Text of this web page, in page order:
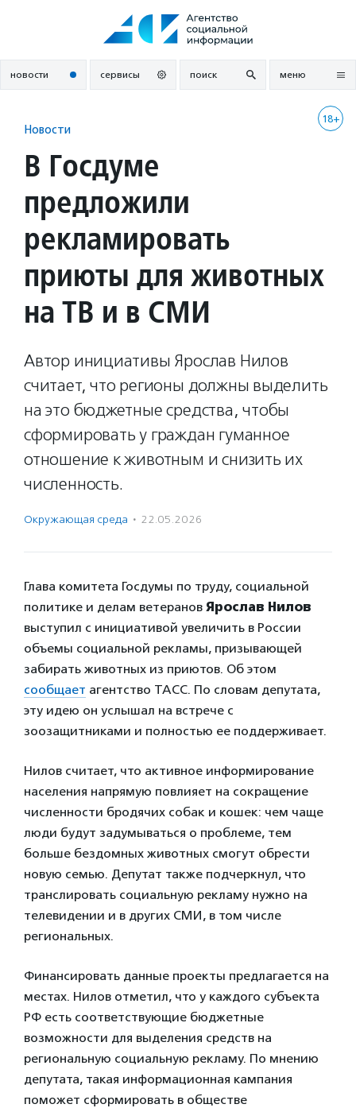
новости сервисы поиск меню
18+
Новости
В Госдуме
предложили
рекламировать
приюты для животных
на ТВ и в СМИ
Автор инициативы Ярослав Нилов
считает, что регионы должны выделить
на это бюджетные средства, чтобы
сформировать у граждан гуманное
отношение к животным и снизить их
численность.
Окружающая среда · 22.05.2026
Глава комитета Госдумы по труду, социальной
политике и делам ветеранов Ярослав Нилов
выступил с инициативой увеличить в России
объемы социальной рекламы, призывающей
забирать животных из приютов. Об этом
сообщает агентство ТАСС. По словам депутата,
эту идею он услышал на встрече с
зоозащитниками и полностью ее поддерживает.
Нилов считает, что активное информирование
населения напрямую повлияет на сокращение
численности бродячих собак и кошек: чем чаще
люди будут задумываться о проблеме, тем
больше бездомных животных смогут обрести
новую семью. Депутат также подчеркнул, что
транслировать социальную рекламу нужно на
телевидении и в других СМИ, в том числе
региональных.
Финансировать данные проекты предлагается на
местах. Нилов отметил, что у каждого субъекта
РФ есть соответствующие бюджетные
возможности для выделения средств на
региональную социальную рекламу. По мнению
депутата, такая информационная кампания
поможет сформировать в обществе